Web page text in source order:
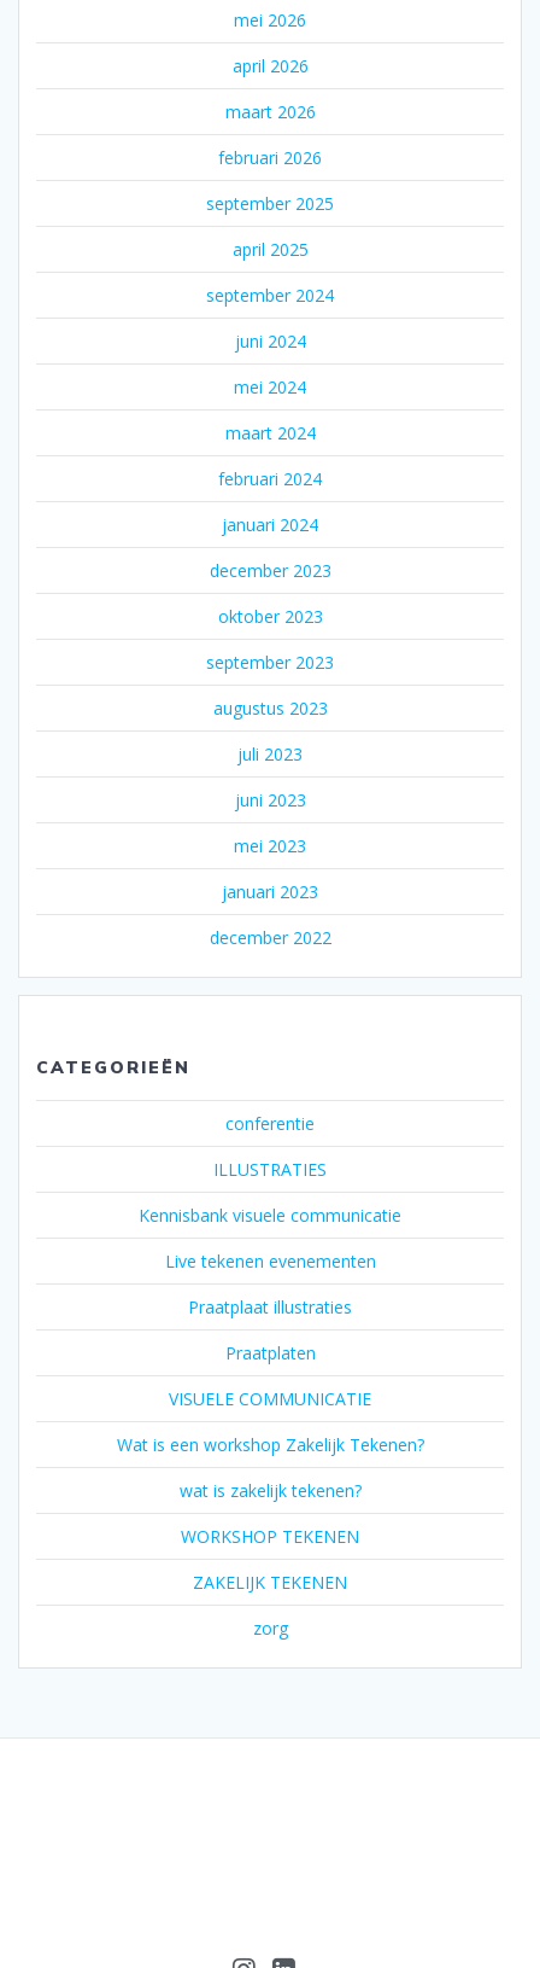
mei 2026
april 2026
maart 2026
februari 2026
september 2025
april 2025
september 2024
juni 2024
mei 2024
maart 2024
februari 2024
januari 2024
december 2023
oktober 2023
september 2023
augustus 2023
juli 2023
juni 2023
mei 2023
januari 2023
december 2022
CATEGORIEËN
conferentie
ILLUSTRATIES
Kennisbank visuele communicatie
Live tekenen evenementen
Praatplaat illustraties
Praatplaten
VISUELE COMMUNICATIE
Wat is een workshop Zakelijk Tekenen?
wat is zakelijk tekenen?
WORKSHOP TEKENEN
ZAKELIJK TEKENEN
zorg